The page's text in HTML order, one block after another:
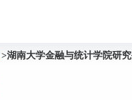
>湖南大学金融与统计学院研